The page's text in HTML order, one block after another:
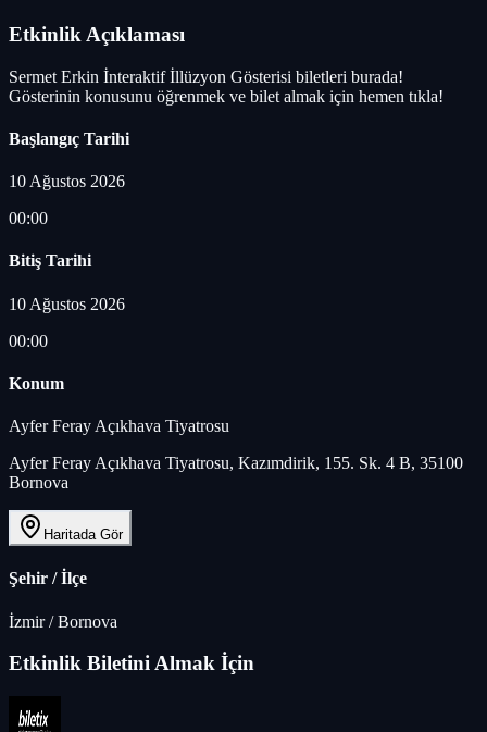
Etkinlik Açıklaması
Sermet Erkin İnteraktif İllüzyon Gösterisi biletleri burada!
Gösterinin konusunu öğrenmek ve bilet almak için hemen tıkla!
Başlangıç Tarihi
10 Ağustos 2026
00:00
Bitiş Tarihi
10 Ağustos 2026
00:00
Konum
Ayfer Feray Açıkhava Tiyatrosu
Ayfer Feray Açıkhava Tiyatrosu, Kazımdirik, 155. Sk. 4 B, 35100
Bornova
Haritada Gör
Şehir / İlçe
İzmir/Bornova
Etkinlik Biletini Almak İçin